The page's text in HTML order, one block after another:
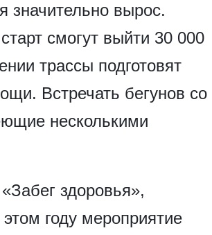
значительно вырос.
смогут выйти 30 000
трассы подготовят
Встречать бегунов со
несколькими
здоровья»,
году мероприятие